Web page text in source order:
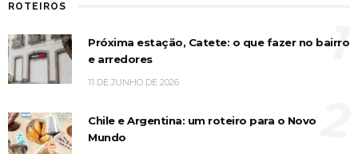
ROTEIROS
Próxima estação, Catete: o que fazer no bairro
e arredores
11 DE JUNHO DE 2026
1
Chile e Argentina: um roteiro para o Novo
Mundo